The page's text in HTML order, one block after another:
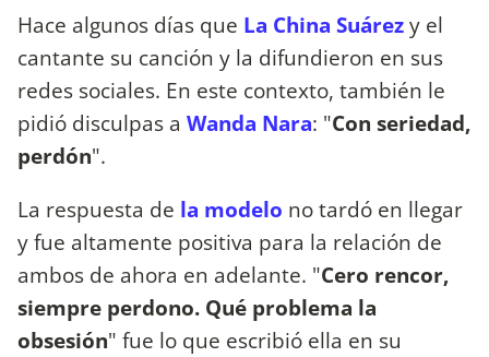
Hace algunos días que La China Suárezy el
cantante su canción y la difundieron en sus
redes sociales. En este contexto, también le
pidió disculpas a Wanda Nara: "Con seriedad,
perdón".
La respuesta de la modelo no tardó en llegar
y fue altamente positiva para la relación de
ambos de ahora en adelante. "Cero rencor,
siempre perdono. Qué problema la
obsesión" fue lo que escribió ella en su